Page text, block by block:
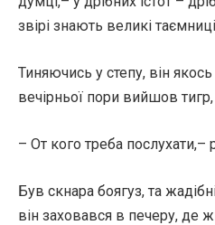
звірі знають великі
Тиняючись у степу, він
вечірньої пори вийшов
– От кого треба послухати,–
Був скнара боягуз, та
він заховався в печеру, де